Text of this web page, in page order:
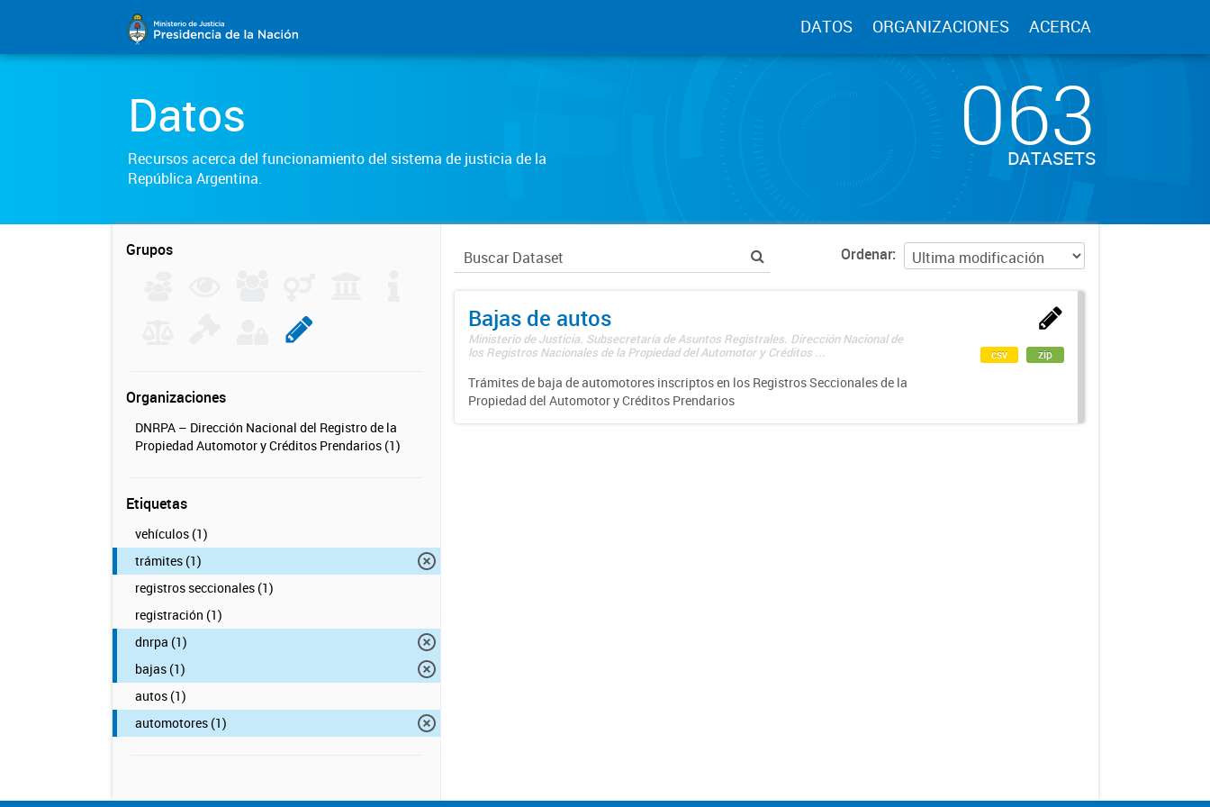
DATOS ORGANIZACIONES ACERCA
Datos
Recursos acerca del funcionamiento del sistema de justicia de la
República Argentina.
063
DATASETS
Grupos
Organizaciones
DNRPA – Dirección Nacional del Registro de la
Propiedad Automotor y Créditos Prendarios (1)
Etiquetas
vehículos (1)
trámites (1)
registros seccionales (1)
registración (1)
dnrpa (1)
bajas (1)
autos (1)
automotores (1)
Ordenar
Bajas de autos
Ministerio de Justicia. Subsecretaría de Asuntos Registrales. Dirección Nacional de
los Registros Nacionales de la Propiedad del Automotor y Créditos ...
Trámites de baja de automotores inscriptos en los Registros Seccionales de la
Propiedad del Automotor y Créditos Prendarios
csv zip